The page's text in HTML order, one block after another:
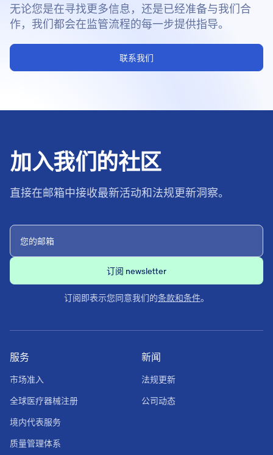
无论您是在寻找更多信息，还是已经准备与我们合
作，我们都会在监管流程的每一步提供指导。
联系我们
加入我们的社区
直接在邮箱中接收最新活动和法规更新洞察。
订阅即表示您同意我们的条款和条件。
新闻
法规更新
公司动态
服务
市场准入
全球医疗器械注册
境内代表服务
质量管理体系